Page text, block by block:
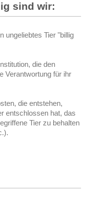
sind wir:
ungeliebtes Tier "billig
die den
Verantwortung für ihr
die entstehen,
entschlossen hat, das
Tier zu behalten